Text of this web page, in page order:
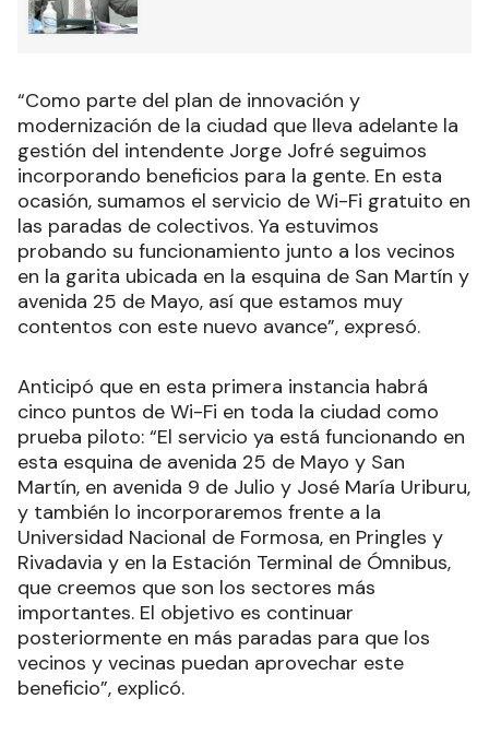
“Como parte del plan de innovación y
modernización de la ciudad que lleva adelante la
gestión del intendente Jorge Jofré seguimos
incorporando beneficios para la gente. En esta
ocasión, sumamos el servicio de Wi-Fi gratuito en
las paradas de colectivos. Ya estuvimos
probando su funcionamiento junto a los vecinos
en la garita ubicada en la esquina de San Martín y
avenida 25 de Mayo, así que estamos muy
contentos con este nuevo avance”, expresó.
Anticipó que en esta primera instancia habrá
cinco puntos de Wi-Fi en toda la ciudad como
prueba piloto: “El servicio ya está funcionando en
esta esquina de avenida 25 de Mayo y San
Martín, en avenida 9 de Julio y José María Uriburu,
y también lo incorporaremos frente a la
Universidad Nacional de Formosa, en Pringles y
Rivadavia y en la Estación Terminal de Ómnibus,
que creemos que son los sectores más
importantes. El objetivo es continuar
posteriormente en más paradas para que los
vecinos y vecinas puedan aprovechar este
beneficio”, explicó.